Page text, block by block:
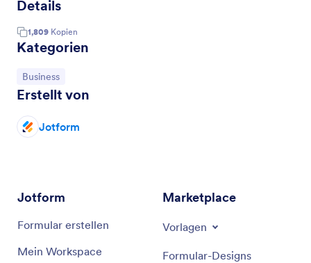
Details
1,809 Kopien
Kategorien
Zur Kategorie:
Business
Erstellt von
Jotform
Jotform
Formular erstellen
Mein Workspace
Marketplace
Vorlagen
Formular-Designs